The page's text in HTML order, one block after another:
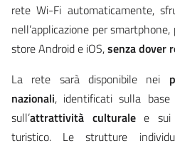
rete Wi-Fi automaticamente,
nell’applicazione per
store Android e iOS,senza dover
La rete sarà disponibile nei
nazionali, identificati sulla base
sull’attrattività culturalee sui
turistico. Le strutture